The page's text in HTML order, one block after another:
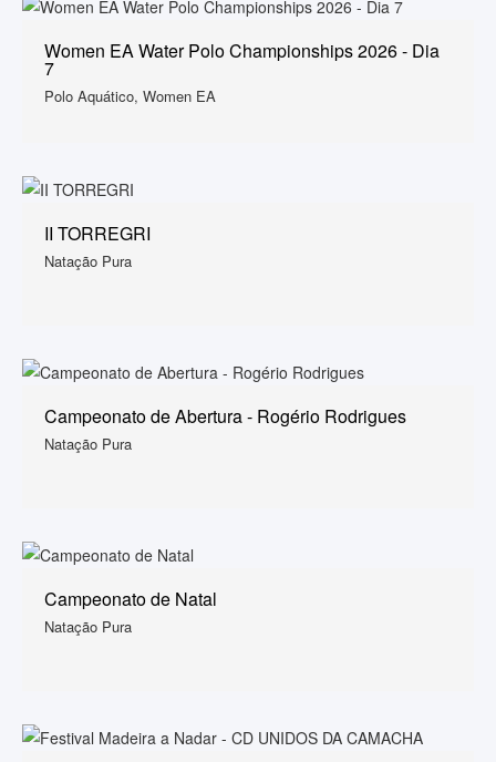
Women EA Water Polo Championships 2026 - Dia
7
Polo Aquático, Women EA
II TORREGRI
Natação Pura
Campeonato de Abertura - Rogério Rodrigues
Natação Pura
Campeonato de Natal
Natação Pura